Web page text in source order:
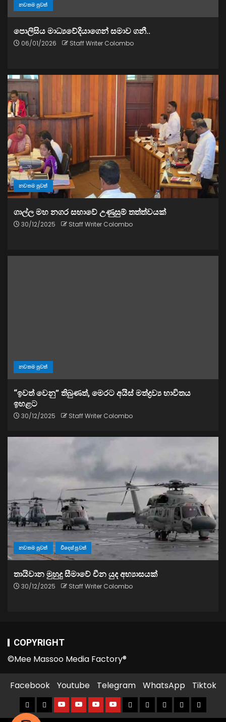
නවතම පුවත්
පොලිසිය මාධ්‍යවේදියාගෙන් සමාව ගනී..
06/01/2026 Staff Writer Colombo
නවතම පුවත්
ගාල්ල මහ නගර සභාවේ උණුසුම් තත්ත්වයක්
30/12/2025 Staff Writer Colombo
නවතම පුවත්
“ඉවත් වෙනු” තිබුණත්, මෙරට අයිස් මත්ද්‍රව්‍ය භාවිතය
ඉහළට
30/12/2025 Staff Writer Colombo
නවතම පුවත් විදෙස් පුවත්
තායිවාන මුහුදු සීමාවේ චීන යුද අභ්‍යාසයක්
30/12/2025 Staff Writer Colombo
COPYRIGHT
©Mee Massoo Media Factory®
Facebook Youtube Telegram WhatsApp Tiktok